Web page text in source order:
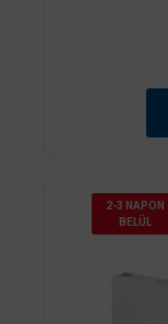
2-3 NAPON
BELÜL